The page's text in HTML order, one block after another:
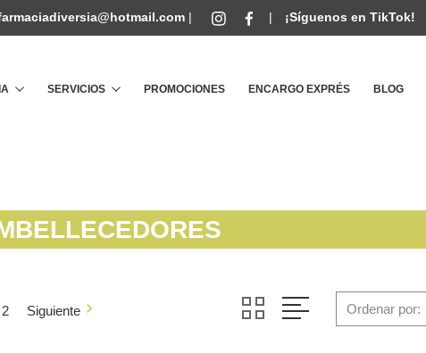
| | ¡Síguenos en TikTok!
SERVICIOS PROMOCIONES ENCARGO EXPRÉS BLOG
2 Siguiente Ordenar por: